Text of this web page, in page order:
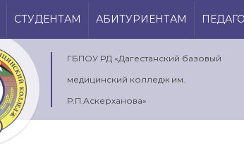
СТУДЕНТАМ АБИТУРИЕНТАМ
ГБПОУ РД «Дагестанский базовый
медицинский колледж им.
Р.П.Аскерханова»